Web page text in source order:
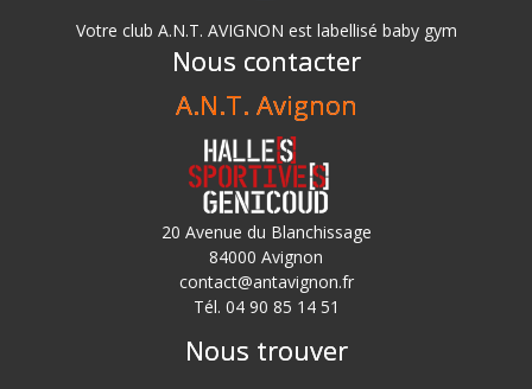
Votre club A.N.T. AVIGNON est labellisé baby gym
Nous contacter
A.N.T. Avignon
20 Avenue du Blanchissage
84000 Avignon
contact@antavignon.fr
Tél. 04 90 85 14 51
Nous trouver